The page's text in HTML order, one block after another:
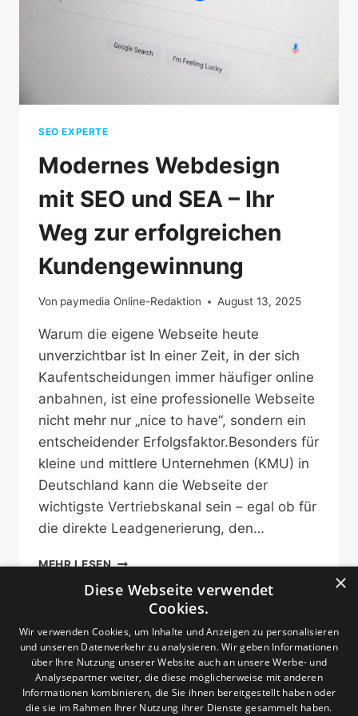
SEO EXPERTE
Modernes Webdesign
mit SEO und SEA – Ihr
Weg zur erfolgreichen
Kundengewinnung
Von paymedia Online-Redaktion August 13, 2025
Warum die eigene Webseite heute
unverzichtbar ist In einer Zeit, in der sich
Kaufentscheidungen immer häufiger online
anbahnen, ist eine professionelle Webseite
nicht mehr nur „nice to have“, sondern ein
entscheidender Erfolgsfaktor.Besonders für
kleine und mittlere Unternehmen (KMU) in
Deutschland kann die Webseite der
wichtigste Vertriebskanal sein – egal ob für
die direkte Leadgenerierung, den…
MEHR LESENMODERNES
MIT
UND
SEA
–
IHR
WEG
ZUR
×
Diese Webseite verwendet
Cookies.
Wir verwenden Cookies, um Inhalte und Anzeigen zu personalisieren
und unseren Datenverkehr zu analysieren. Wir geben Informationen
über Ihre Nutzung unserer Website auch an unsere Werbe- und
Analysepartner weiter, die diese möglicherweise mit anderen
Informationen kombinieren, die Sie ihnen bereitgestellt haben oder
die sie im Rahmen Ihrer Nutzung ihrer Dienste gesammelt haben.